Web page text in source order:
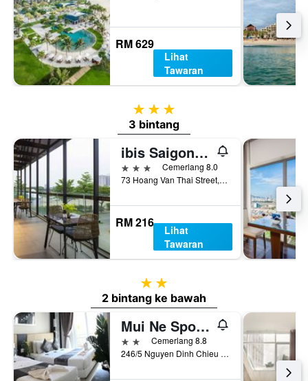
RM 629
Lihat
Tawaran
3 bintang
3 bintang
ibis Saigon South
3 bintangCemerlang 8.0
73 Hoang Van Thai Street, Tan My Ward, Bandar Ho Chi Minh, Vietnam
RM 216
Lihat
Tawaran
2 bintang
2 bintang ke bawah
Mui Ne Sports Hotel
2 bintangCemerlang 8.8
246/5 Nguyen Dinh Chieu Str, Phan Thiet, Vietnam